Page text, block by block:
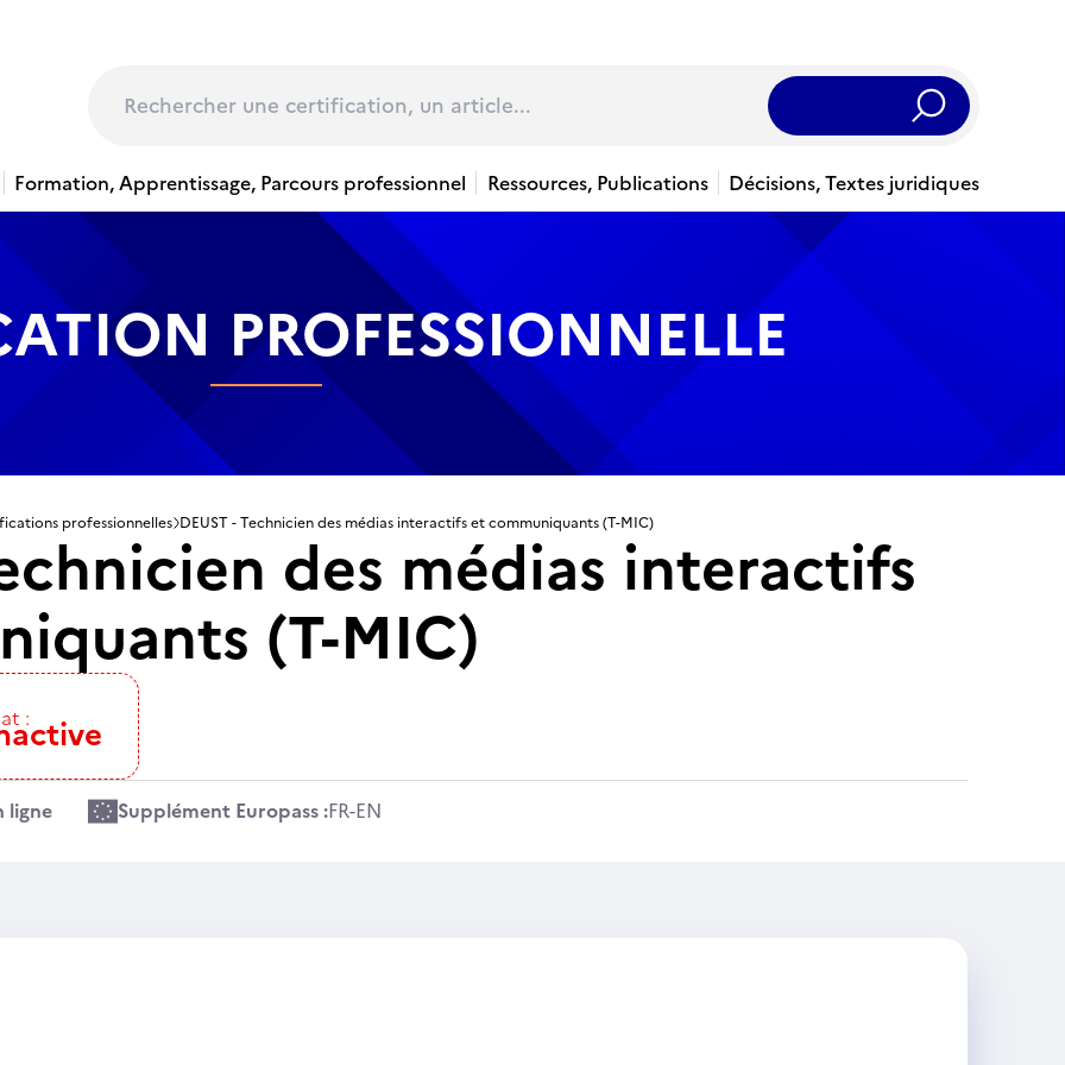
Rechercher
Formation, Apprentissage, Parcours professionnel Ressources, Publications Décisions, Textes juridiques
PROFESSIONNELLE
professionnelles DEUST - Technicien des médias interactifs et communiquants (T-MIC)
des médias interactifs
(T-MIC)
:
ligne Supplément Europass :FR-EN